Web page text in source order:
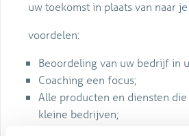
uw toekomst in plaats van naar
voordelen:
Beoordeling van uw bedrijf in
Coaching een focus;
Alle producten en diensten
kleine bedrijven;